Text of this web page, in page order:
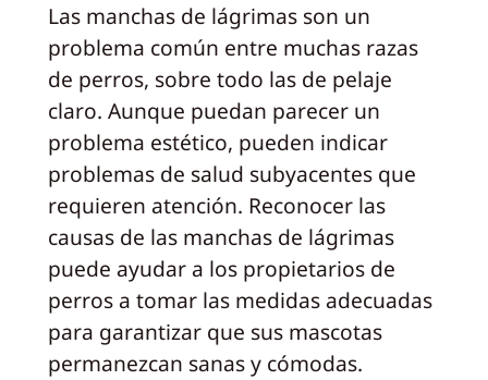
Las manchas de lágrimas son un
problema común entre muchas razas
de perros, sobre todo las de pelaje
claro. Aunque puedan parecer un
problema estético, pueden indicar
problemas de salud subyacentes que
requieren atención. Reconocer las
causas de las manchas de lágrimas
puede ayudar a los propietarios de
perros a tomar las medidas adecuadas
para garantizar que sus mascotas
permanezcan sanas y cómodas.